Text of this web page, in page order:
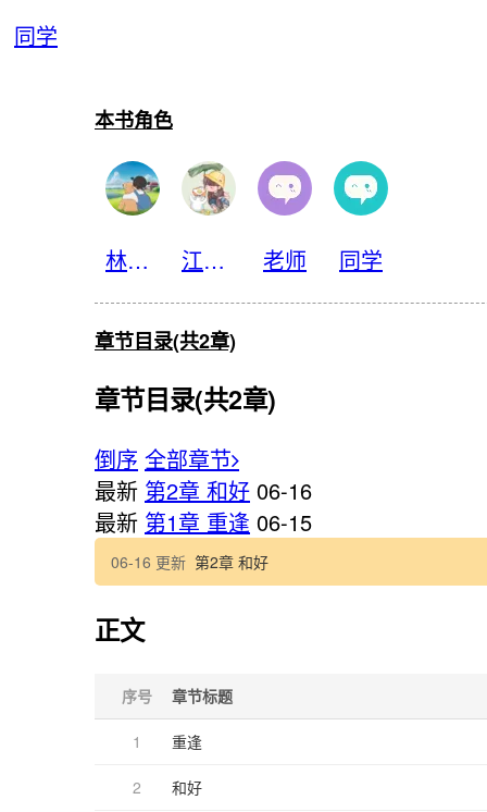
同学
本书角色
林穗安 江清云 老师 同学
章节目录(共2章)
章节目录(共2章)
倒序 全部章节
最新 第2章 和好 06-16
最新 第1章 重逢 06-15
06-16 更新 第2章 和好
正文
序号 章节标题
1 重逢
2 和好